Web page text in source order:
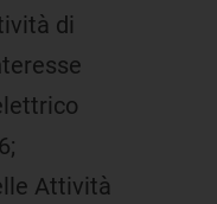
di
Attività